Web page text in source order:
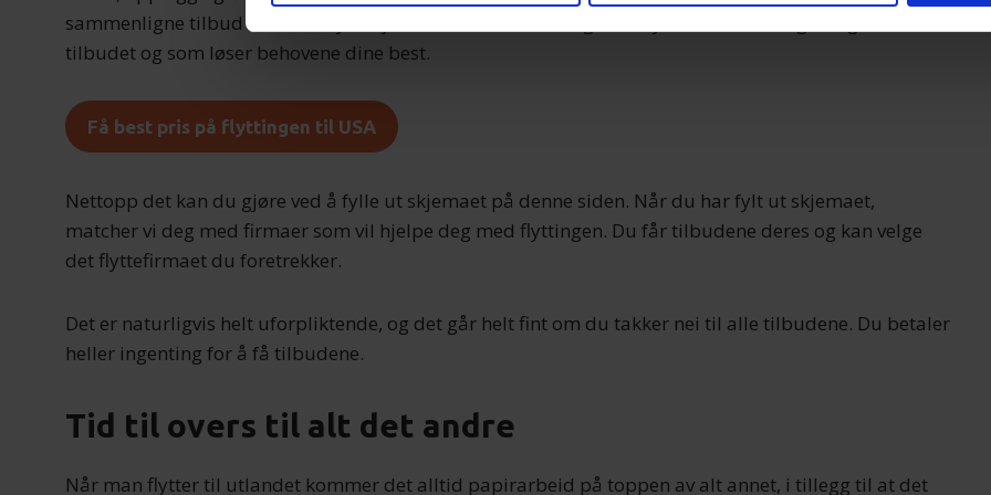
Vi bruker informasjonskapsler for å gi innhold og annonser et personlig preg, for å levere
sosiale medier, annonsering og analysearbeid, som kan kombinere den med annen
dem, eller som de har samlet inn gjennom din bruk av tjenestene deres.
sammenligne tilbud fra ulike flyttebyråer, slik at du kan velge det flyttefirmaet som gir deg det beste
tilbudet og som løser behovene dine best.
Få best pris på flyttingen til USA
Nettopp det kan du gjøre ved å fylle ut skjemaet på denne siden. Når du har fylt ut skjemaet,
matcher vi deg med firmaer som vil hjelpe deg med flyttingen. Du får tilbudene deres og kan velge
det flyttefirmaet du foretrekker.
Det er naturligvis helt uforpliktende, og det går helt fint om du takker nei til alle tilbudene. Du betaler
heller ingenting for å få tilbudene.
Tid til overs til alt det andre
Når man flytter til utlandet kommer det alltid papirarbeid på toppen av alt annet, i tillegg til at det